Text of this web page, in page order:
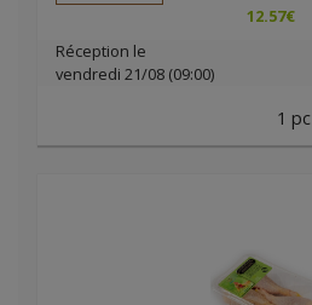
12.57€
Réception le
vendredi 21/08 (09:00)
1